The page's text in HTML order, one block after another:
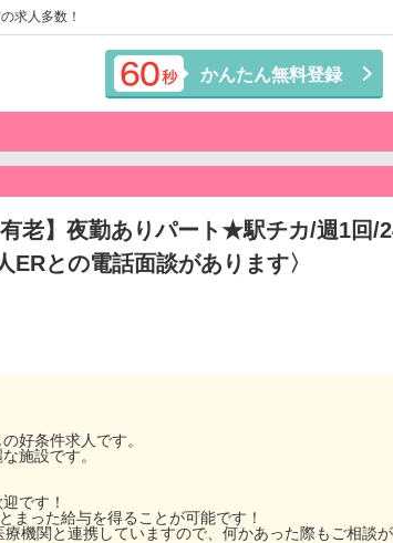
求人多数！
かんたん無料登録
老】夜勤ありパート★駅チカ/週1回/
との電話面談があります〉
好条件求人です。
施設です。
です！
った給与を得ることが可能です！
機関と連携していますので、何かあった際もご相談が